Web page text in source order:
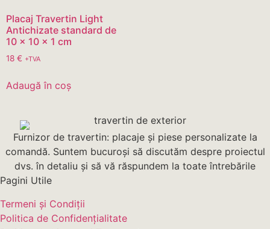
Placaj Travertin Light
Antichizate standard de
10 x 10 x 1 cm
18 € +TVA
Adaugă în coș
Furnizor de travertin: placaje și piese personalizate la
comandă. Suntem bucuroși să discutăm despre proiectul
dvs. în detaliu și să vă răspundem la toate întrebările
Pagini Utile
Termeni și Condiții
Politica de Confidențialitate